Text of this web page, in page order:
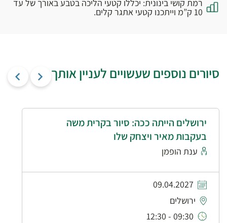
רמת קושי בינונית: יכללו קטעי הליכה בטבע באורך של עד
10 ק”מ וייתכנו קטעי אתגר קלים.
סיורים נוספים שעשויים לעניין אותך
ירושלים הייתה ככה: סיור בקרית משה
בעקבות מאיר ויצחק שלו
ענת הופמן
09.04.2027
ירושלים
09:30 - 12:30